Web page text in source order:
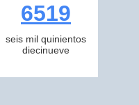
6519
seis mil quinientos
diecinueve